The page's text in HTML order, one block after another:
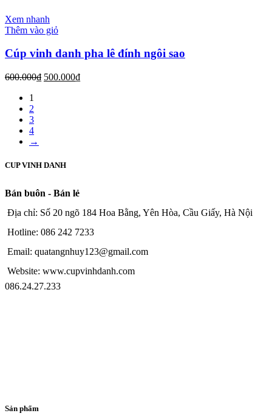
Xem nhanh
Thêm vào giỏ
Cúp vinh danh pha lê đính ngôi sao
600.000₫ 500.000₫
1
2
3
4
→
CUP VINH DANH
Bán buôn - Bán lẻ
Địa chỉ: Số 20 ngõ 184 Hoa Bằng, Yên Hòa, Cầu Giấy, Hà Nội
Hotline: 086 242 7233
Email: quatangnhuy123@gmail.com
Website: www.cupvinhdanh.com
086.24.27.233
Sản phẩm